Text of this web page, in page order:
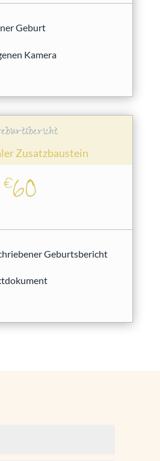
Geburt
Kamera
Zusatzbaustein
€60
Geburtsbericht